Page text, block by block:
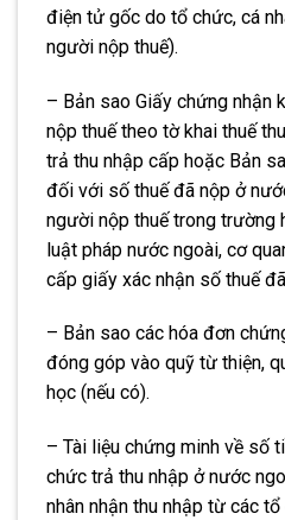
điện tử gốc do tổ chức, cá
người nộp thuế).
– Bản sao Giấy chứng nhận
nộp thuế theo tờ khai thuế
trả thu nhập cấp hoặc Bản
đối với số thuế đã nộp ở
người nộp thuế trong trường
luật pháp nước ngoài, cơ
cấp giấy xác nhận số thuế
– Bản sao các hóa đơn
đóng góp vào quỹ từ thiện,
học (nếu có).
– Tài liệu chứng minh về số
chức trả thu nhập ở nước
nhân nhận thu nhập từ các